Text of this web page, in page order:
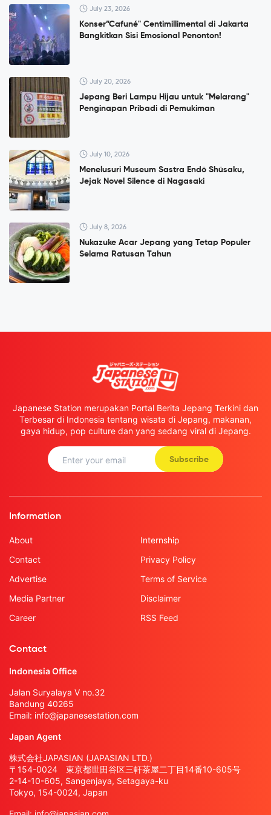
July 23, 2026
Konser”Cafuné" Centimillimental di Jakarta
Bangkitkan Sisi Emosional Penonton!
July 20, 2026
Jepang Beri Lampu Hijau untuk "Melarang"
Penginapan Pribadi di Pemukiman
July 10, 2026
Menelusuri Museum Sastra Endō Shūsaku,
Jejak Novel Silence di Nagasaki
July 8, 2026
Nukazuke Acar Jepang yang Tetap Populer
Selama Ratusan Tahun
Japanese Station merupakan Portal Berita Jepang Terkini dan
Terbesar di Indonesia tentang wisata di Jepang, makanan,
gaya hidup, pop culture dan yang sedang viral di Jepang.
Subscribe
Information
About
Contact
Advertise
Media Partner
Career
Internship
Privacy Policy
Terms of Service
Disclaimer
RSS Feed
Contact
Indonesia Office
Jalan Suryalaya V no.32
Bandung 40265
Email: info@japanesestation.com
Japan Agent
株式会社JAPASIAN (JAPASIAN LTD.)
〒154-0024 東京都世田谷区三軒茶屋二丁目14番10-605号
2-14-10-605, Sangenjaya, Setagaya-ku
Tokyo, 154-0024, Japan